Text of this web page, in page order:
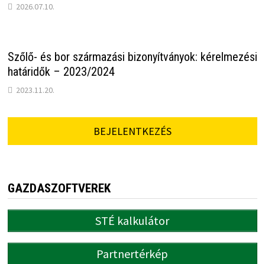
2026.07.10.
Szőlő- és bor származási bizonyítványok: kérelmezési
határidők – 2023/2024
2023.11.20.
BEJELENTKEZÉS
GAZDASZOFTVEREK
STÉ kalkulátor
Partnertérkép